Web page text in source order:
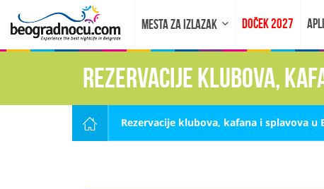
MESTA ZA IZLAZAK DOČEK 2027
Rezervacije klubova,
Rezervacije klubova, kafana i splavova u